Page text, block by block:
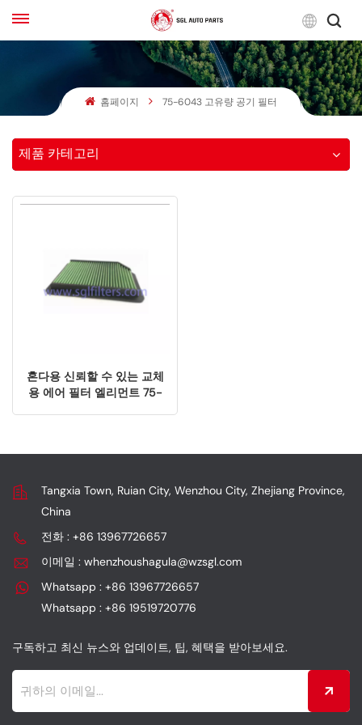
한
국
어
English
Français
홈페이지 75-6043 고유량 공기 필터
제품 카테고리
혼다용 신뢰할 수 있는 교체
용 에어 필터 엘리먼트 75-
Tangxia Town, Ruian City, Wenzhou City, Zhejiang Province,
China
전화 : +86 13967726657
이메일 : whenzhoushagula@wzsgl.com
Whatsapp : +86 13967726657
Whatsapp : +86 19519720776
구독하고 최신 뉴스와 업데이트, 팁, 혜택을 받아보세요.